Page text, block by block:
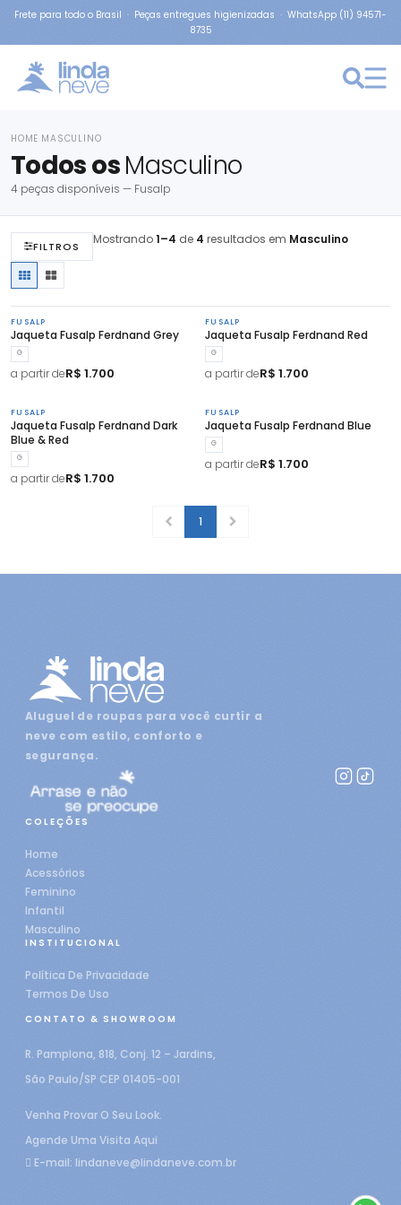
Frete para todo o Brasil · Peças entregues higienizadas · WhatsApp (11) 94571-
8735
HOME MASCULINO
Todos osMasculino
4 peças disponíveis — Fusalp
FILTROS Mostrando1–4 de 4 resultados em Masculino
FUSALP
Jaqueta Fusalp Ferdnand Grey
G
a partir deR$ 1.700
FUSALP
Jaqueta Fusalp Ferdnand Red
G
a partir deR$ 1.700
FUSALP
Jaqueta Fusalp Ferdnand Dark
Blue & Red
G
a partir deR$ 1.700
FUSALP
Jaqueta Fusalp Ferdnand Blue
G
a partir deR$ 1.700
1
Aluguel de roupas para você curtir a
neve com estilo, conforto e
segurança.
COLEÇÕES
Home
Acessórios
Feminino
Infantil
Masculino
INSTITUCIONAL
Política De Privacidade
Termos De Uso
CONTATO & SHOWROOM
R. Pamplona, 818, Conj. 12 – Jardins,
São Paulo/SP CEP 01405-001
Venha Provar O Seu Look.
Agende Uma Visita Aqui
E-mail: lindaneve@lindaneve.com.br